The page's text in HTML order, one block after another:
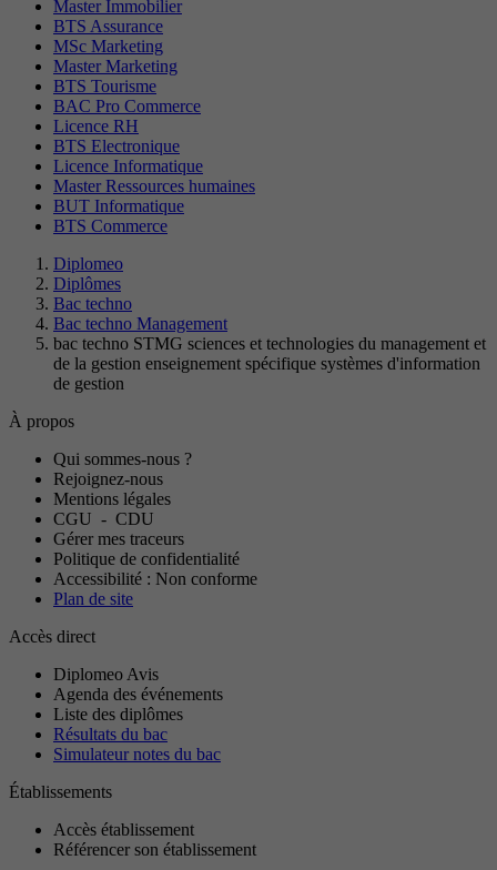
Master Immobilier
BTS Assurance
MSc Marketing
Master Marketing
BTS Tourisme
BAC Pro Commerce
Licence RH
BTS Electronique
Licence Informatique
Master Ressources humaines
BUT Informatique
BTS Commerce
Diplomeo
Diplômes
Bac techno
Bac techno Management
bac techno STMG sciences et technologies du management et
de la gestion enseignement spécifique systèmes d'information
de gestion
À propos
Qui sommes-nous ?
Rejoignez-nous
Mentions légales
CGU - CDU
Gérer mes traceurs
Politique de confidentialité
Accessibilité : Non conforme
Plan de site
Accès direct
Diplomeo Avis
Agenda des événements
Liste des diplômes
Résultats du bac
Simulateur notes du bac
Établissements
Accès établissement
Référencer son établissement